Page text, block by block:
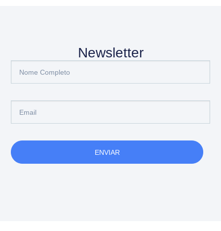
Newsletter
ENVIAR